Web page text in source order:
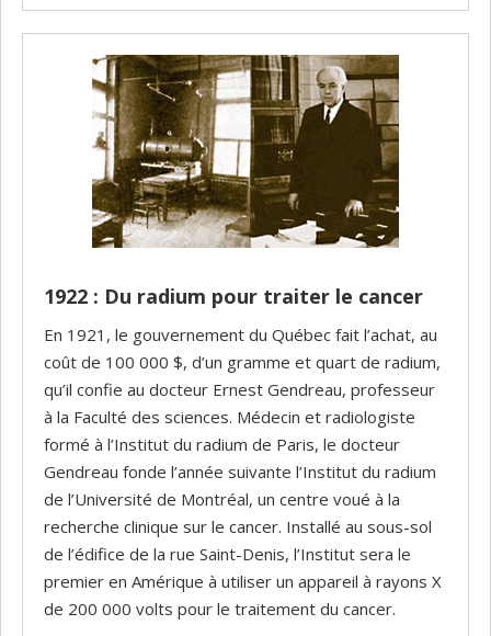
1922 : Du radium pour traiter le cancer
En 1921, le gouvernement du Québec fait l’achat, au
coût de 100 000 $, d’un gramme et quart de radium,
qu’il confie au docteur Ernest Gendreau, professeur
à la Faculté des sciences. Médecin et radiologiste
formé à l’Institut du radium de Paris, le docteur
Gendreau fonde l’année suivante l’Institut du radium
de l’Université de Montréal, un centre voué à la
recherche clinique sur le cancer. Installé au sous-sol
de l’édifice de la rue Saint-Denis, l’Institut sera le
premier en Amérique à utiliser un appareil à rayons X
de 200 000 volts pour le traitement du cancer.